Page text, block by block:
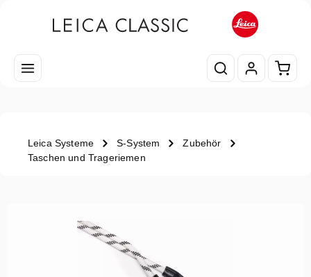
Leica Systeme S-System
Zubehör
Taschen und Trageriemen